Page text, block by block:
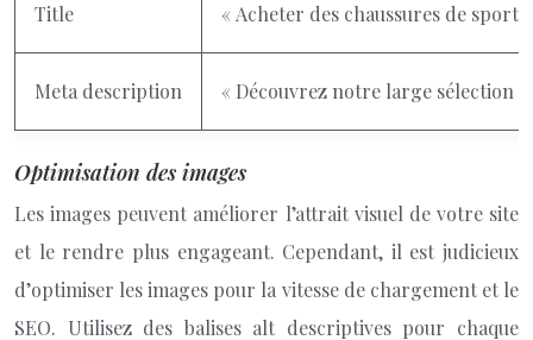
Title « Acheter des chaussures de sport
Meta description « Découvrez notre large sélection
Optimisation des images
Les images peuvent améliorer l’attrait visuel de votre site
et le rendre plus engageant. Cependant, il est judicieux
d’optimiser les images pour la vitesse de chargement et le
SEO. Utilisez des balises alt descriptives pour chaque